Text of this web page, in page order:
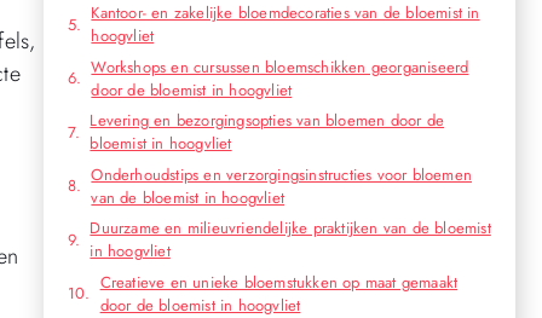
Kantoor- en zakelijke bloemdecoraties van de bloemist in
hoogvliet
Workshops en cursussen bloemschikken georganiseerd
door de bloemist in hoogvliet
Levering en bezorgingsopties van bloemen door de
bloemist in hoogvliet
Onderhoudstips en verzorgingsinstructies voor bloemen
van de bloemist in hoogvliet
Duurzame en milieuvriendelijke praktijken van de bloemist
in hoogvliet
Creatieve en unieke bloemstukken op maat gemaakt
door de bloemist in hoogvliet